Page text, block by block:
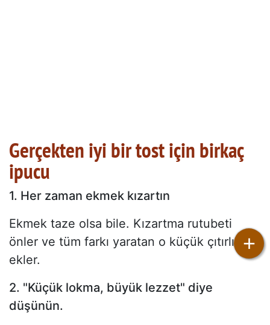
Gerçekten iyi bir tost için birkaç
ipucu
1. Her zaman ekmek kızartın
Ekmek taze olsa bile. Kızartma rutubeti
önler ve tüm farkı yaratan o küçük çıtırlığı
ekler.
2. "Küçük lokma, büyük lezzet" diye
düşünün.
+